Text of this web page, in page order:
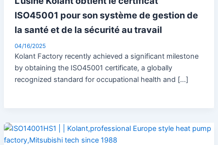
ISO45001 pour son système de gestion de
la santé et de la sécurité au travail
04/16/2025
Kolant Factory recently achieved a significant milestone
by obtaining the ISO45001 certificate, a globally
recognized standard for occupational health and […]